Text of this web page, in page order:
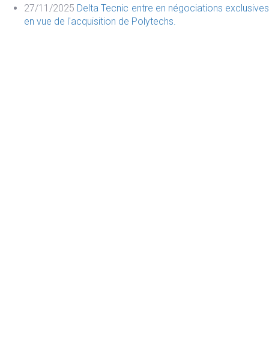
27/11/2025 Delta Tecnic entre en négociations exclusives
en vue de l'acquisition de Polytechs.